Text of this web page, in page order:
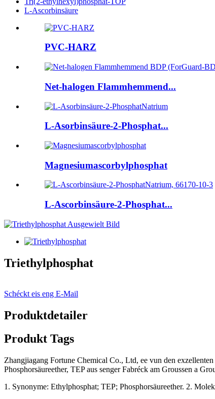
L-Ascorbinsäure
PVC-HARZ
Net-halogen Flammhemmend...
L-Asorbinsäure-2-Phosphat...
Magnesiumascorbylphosphat
L-Ascorbinsäure-2-Phosphat...
Triethylphosphat
Schéckt eis eng E-Mail
Produktdetailer
Produkt Tags
Zhangjiagang Fortune Chemical Co., Ltd, ee vun den
Phosphorsäureether, TEP aus senger Fabréck am Groussen a
1. Synonyme: Ethylphosphat; TEP; Phosphorsäureether. 2.